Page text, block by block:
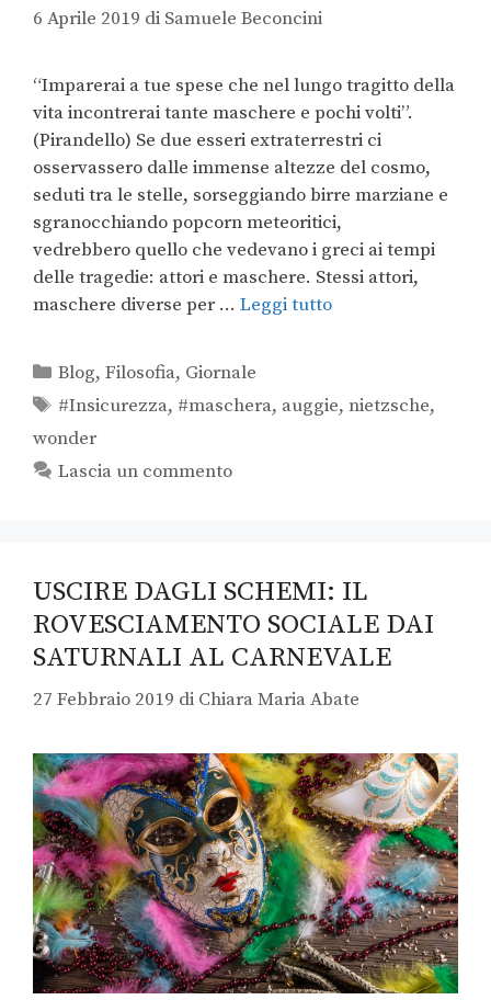
6 Aprile 2019 di Samuele Beconcini
“Imparerai a tue spese che nel lungo tragitto della
vita incontrerai tante maschere e pochi volti”.
(Pirandello) Se due esseri extraterrestri ci
osservassero dalle immense altezze del cosmo,
seduti tra le stelle, sorseggiando birre marziane e
sgranocchiando popcorn meteoritici,
vedrebbero quello che vedevano i greci ai tempi
delle tragedie: attori e maschere. Stessi attori,
maschere diverse per … Leggi tutto
Blog,Filosofia, Giornale
#Insicurezza, #maschera, auggie,nietzsche,
wonder
Lascia un commento
USCIRE DAGLI SCHEMI: IL
ROVESCIAMENTO SOCIALE DAI
SATURNALI AL CARNEVALE
27 Febbraio 2019 di Chiara Maria Abate